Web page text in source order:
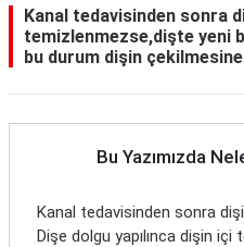
Hukuk
Blog
Kanal tedavisinden sonra
temizlenmezse,dişte yeni
bu durum dişin
Bu Yazımızda
Kanal tedavisinden sonra
Dişe dolgu yapılınca dişin içi